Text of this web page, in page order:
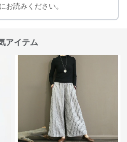
お読みください。
アイテム